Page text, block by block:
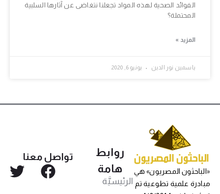
الفوائد الصحية لهذه المواد تجعلنا نتغاضى عن آثارها السلبية
المحتملة؟
المزيد »
ياسمين نور الدين يونيو 6, 2020
«الباحثون المصريون» هي
مبادرة علمية تطوعية تم
روابط
هامة
الرئيسيَّة
تواصل معنا